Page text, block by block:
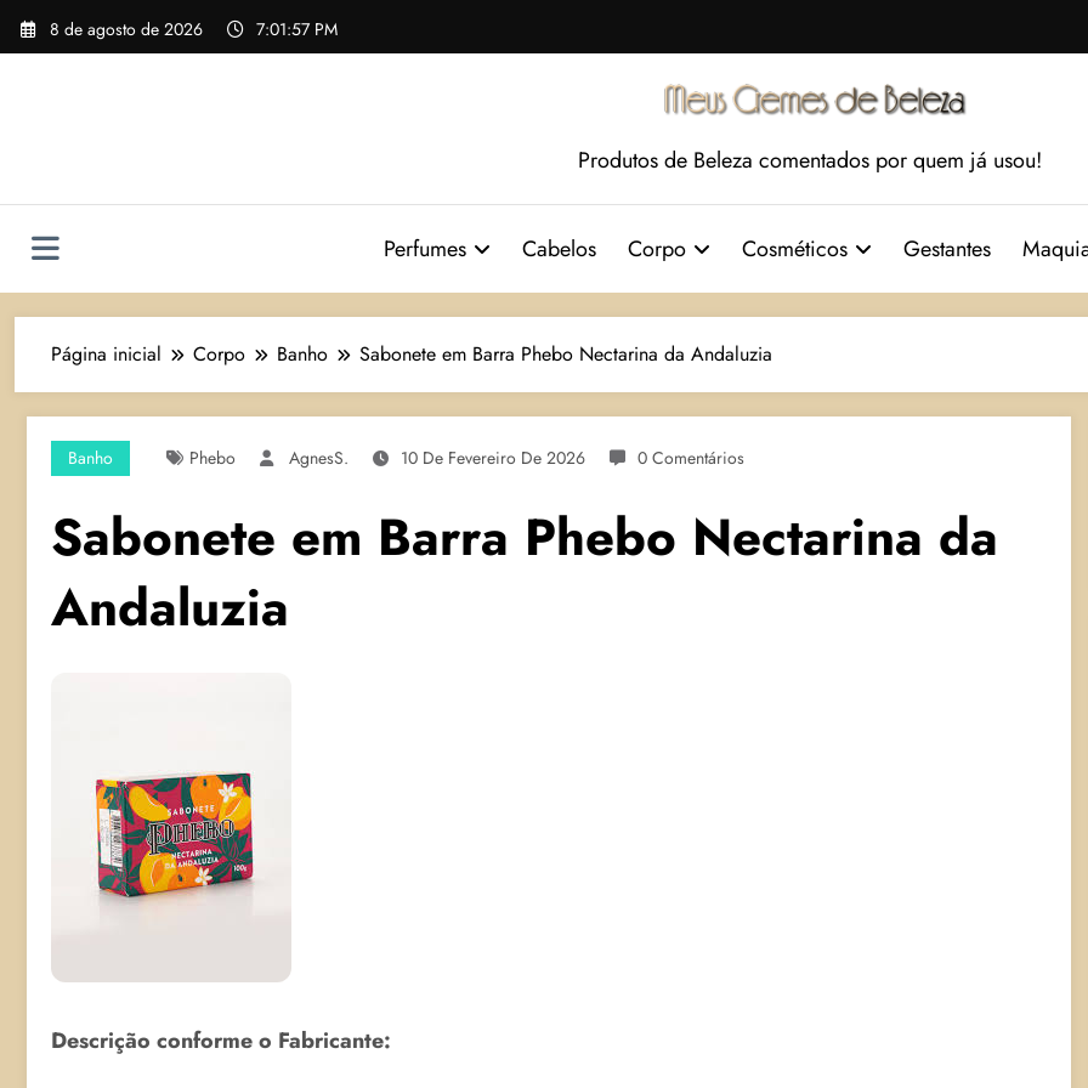
Pular
para
8 de agosto de 2026 7:01:58 PM
Produtos de Beleza comentados por quem já usou!
Perfumes Cabelos Corpo Cosméticos Gestantes
Página inicial Corpo Banho Sabonete em Barra Phebo Nectarina da Andaluzia
Banho Phebo AgnesS. 10 De Fevereiro De 2026 0 Comentários
Sabonete em Barra Phebo Nectarina da
Andaluzia
Descrição conforme o Fabricante: